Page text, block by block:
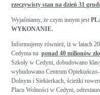
rzeczywisty stan na dzień 31
Wyjaśniamy, że czym innym jest
WYKONANIE.
Informujemy również, iż w latach
Cedynia naponad 40 milionów
Szkoły w Cedyni, dobudowano
wybudowano Centrum
Dolnym i Siekierkach, ścieżki
Placu Wolności w Cedyni,